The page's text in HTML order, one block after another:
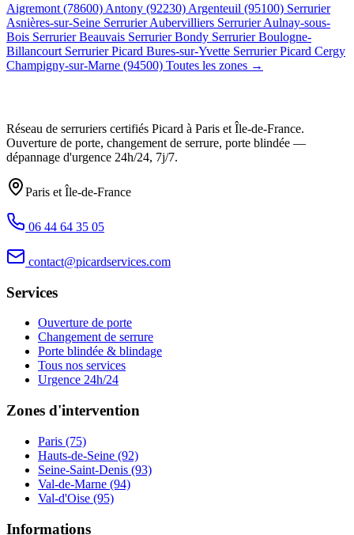
Aigremont (78600) Antony (92230) Argenteuil (95100) Serrurier
Asnières-sur-Seine Serrurier Aubervilliers Serrurier Aulnay-sous-
Bois Serrurier Beauvais Serrurier Bondy Serrurier Boulogne-
Billancourt Serrurier Picard Bures-sur-Yvette Serrurier Picard Cergy
Champigny-sur-Marne (94500) Toutes les zones →
Réseau de serruriers certifiés Picard à Paris et Île-de-France.
Ouverture de porte, changement de serrure, porte blindée —
dépannage d'urgence 24h/24, 7j/7.
Paris et Île-de-France
06 44 64 35 05
contact@picardservices.com
Services
Ouverture de porte
Changement de serrure
Porte blindée & blindage
Tous nos services
Urgence 24h/24
Zones d'intervention
Paris (75)
Hauts-de-Seine (92)
Seine-Saint-Denis (93)
Val-de-Marne (94)
Val-d'Oise (95)
Informations